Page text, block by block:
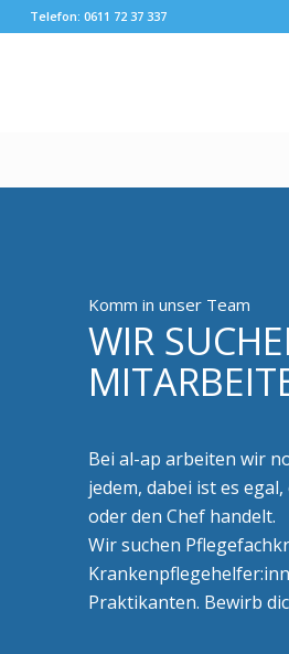
Telefon: 0611 72 37 337
Komm in unser Team
WIR
Bei al-ap arbeiten wir
jedem, dabei ist es
oder den Chef handelt.
Wir suchen
Praktikanten. Bewirb